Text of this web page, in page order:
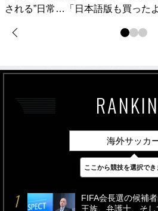
される”日常…「日本語版も買ったよ
海外サッカ
最新 24時間
FIFA会長選の候補
王族、弁護士、そ
ここから競技を選択でき